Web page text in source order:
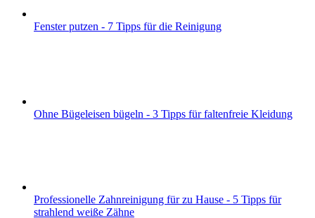
Fenster putzen - 7 Tipps für die Reinigung
Ohne Bügeleisen bügeln - 3 Tipps für faltenfreie Kleidung
Professionelle Zahnreinigung für zu Hause - 5 Tipps für
strahlend weiße Zähne